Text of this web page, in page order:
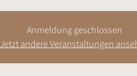
Anmeldung geschlossen
Jetzt andere Veranstaltungen